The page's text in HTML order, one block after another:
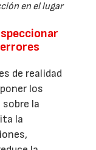
en el lugar
de realidad
los
la
la